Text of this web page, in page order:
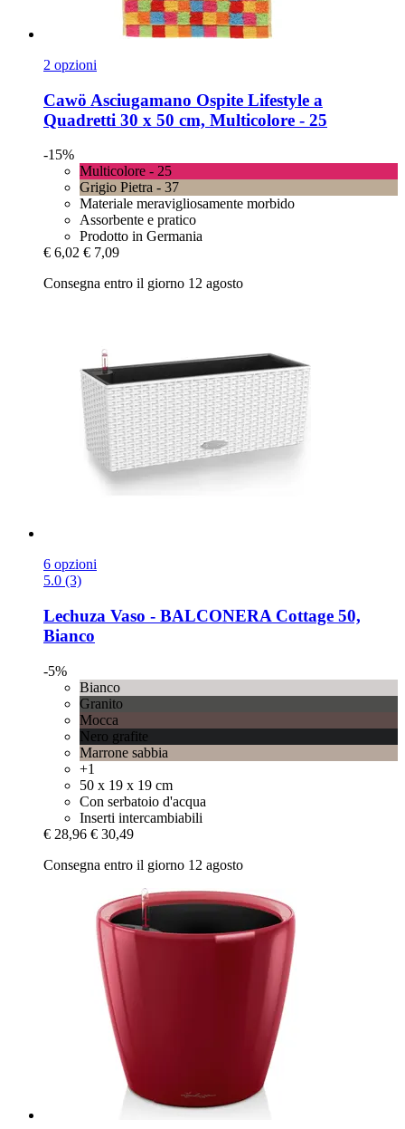
2 opzioni
Cawö Asciugamano Ospite Lifestyle a
Quadretti 30 x 50 cm, Multicolore -​ 25
-15%
Multicolore - 25
Grigio Pietra - 37
Materiale meravigliosamente morbido
Assorbente e pratico
Prodotto in Germania
€ 6,02 € 7,09
Consegna entro il giorno 12 agosto
6 opzioni
5.0 (3)
Lechuza Vaso -​ BALCONERA Cottage 50,
Bianco
-5%
Bianco
Granito
Mocca
Nero grafite
Marrone sabbia
+1
50 x 19 x 19 cm
Con serbatoio d'acqua
Inserti intercambiabili
€ 28,96 € 30,49
Consegna entro il giorno 12 agosto